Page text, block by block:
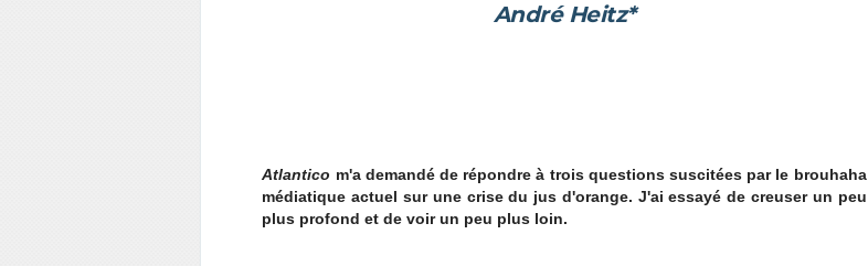
André Heitz*
Atlantico m'a demandé de répondre à trois questions suscitées par le brouhaha
médiatique actuel sur une crise du jus d'orange. J'ai essayé de creuser un peu
plus profond et de voir un peu plus loin.